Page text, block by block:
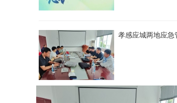
孝感应城两地应急